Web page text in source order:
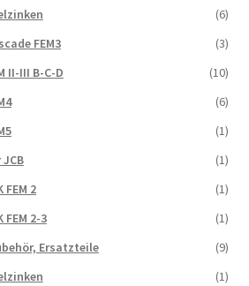
(6)
FEM3
(3)
II-III B-C-D
(10)
(6)
(1)
(1)
2
(1)
FEM 2-3
(1)
Ersatzteile
(9)
(1)